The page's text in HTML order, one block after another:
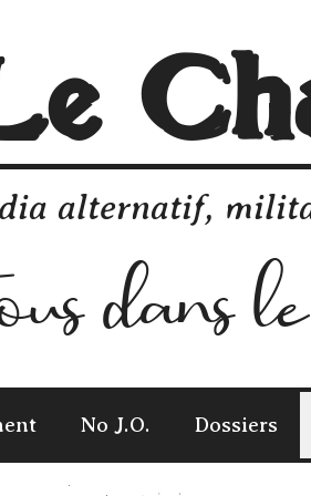
alternatif,
No J.O. Dossiers